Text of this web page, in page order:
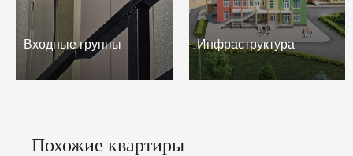
Входные группы Инфраструктура
Похожие квартиры